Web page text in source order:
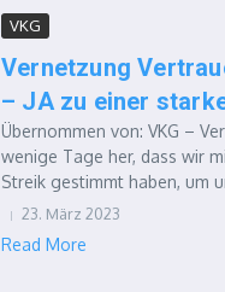
VKG
Vernetzung
– JA zu einer
Übernommen von: VKG –
wenige Tage her, dass wir
Streik gestimmt haben, um
23. März 2023
Read More